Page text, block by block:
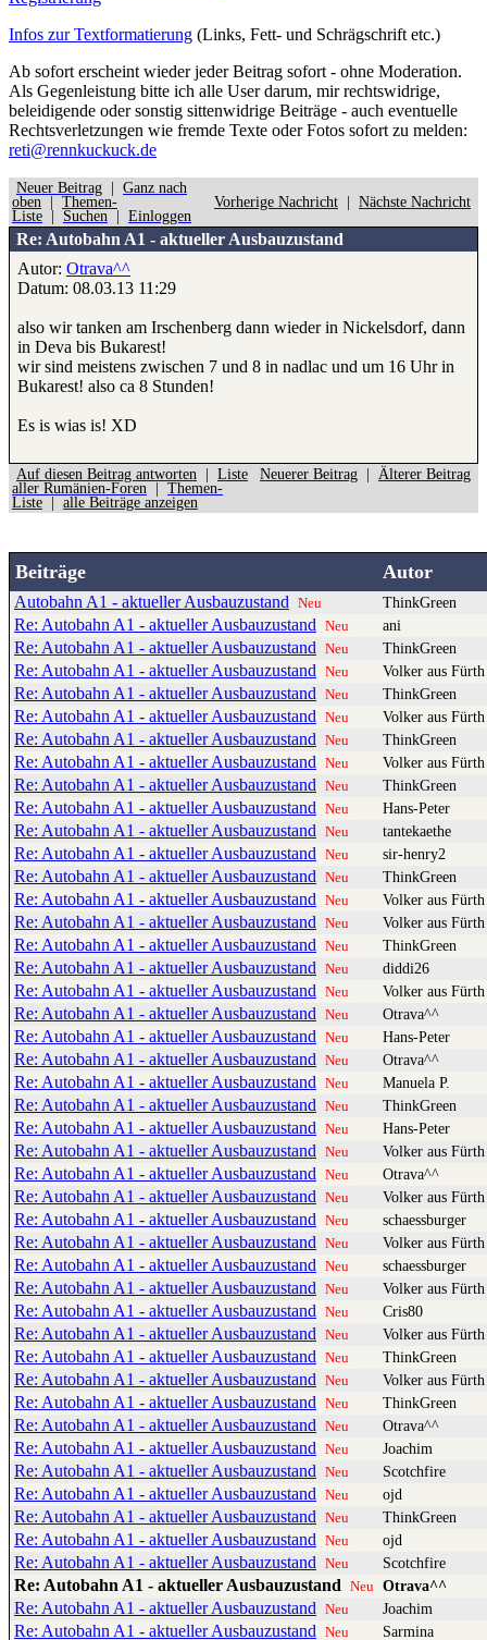
Infos zur Textformatierung (Links, Fett- und Schrägschrift etc.)
Ab sofort erscheint wieder jeder Beitrag sofort - ohne Moderation.
Als Gegenleistung bitte ich alle User darum, mir rechtswidrige,
beleidigende oder sonstig sittenwidrige Beiträge - auch eventuelle
Rechtsverletzungen wie fremde Texte oder Fotos sofort zu melden:
reti@rennkuckuck.de
Neuer Beitrag
Ganz nach
oben
Themen-
Liste
Suchen Einloggen
Vorherige Nachricht Nächste Nachricht
Re: Autobahn A1 - aktueller Ausbauzustand
Autor: Otrava^^
Datum: 08.03.13 11:29
also wir tanken am Irschenberg dann wieder in Nickelsdorf, dann
in Deva bis Bukarest!
wir sind meistens zwischen 7 und 8 in nadlac und um 16 Uhr in
Bukarest! also ca 8 Stunden!
Es is wias is! XD
Auf diesen Beitrag antworten
Liste
aller Rumänien-Foren
Themen-
Liste
alle Beiträge anzeigen
Neuerer Beitrag Älterer Beitrag
Beiträge Autor
Autobahn A1 - aktueller Ausbauzustand Neu ThinkGreen
Re: Autobahn A1 - aktueller Ausbauzustand Neu ani
Re: Autobahn A1 - aktueller Ausbauzustand Neu ThinkGreen
Re: Autobahn A1 - aktueller Ausbauzustand Neu Volker aus Fürth
Re: Autobahn A1 - aktueller Ausbauzustand Neu ThinkGreen
Re: Autobahn A1 - aktueller Ausbauzustand Neu Volker aus Fürth
Re: Autobahn A1 - aktueller Ausbauzustand Neu ThinkGreen
Re: Autobahn A1 - aktueller Ausbauzustand Neu Volker aus Fürth
Re: Autobahn A1 - aktueller Ausbauzustand Neu ThinkGreen
Re: Autobahn A1 - aktueller Ausbauzustand Neu Hans-Peter
Re: Autobahn A1 - aktueller Ausbauzustand Neu tantekaethe
Re: Autobahn A1 - aktueller Ausbauzustand Neu sir-henry2
Re: Autobahn A1 - aktueller Ausbauzustand Neu ThinkGreen
Re: Autobahn A1 - aktueller Ausbauzustand Neu Volker aus Fürth
Re: Autobahn A1 - aktueller Ausbauzustand Neu Volker aus Fürth
Re: Autobahn A1 - aktueller Ausbauzustand Neu ThinkGreen
Re: Autobahn A1 - aktueller Ausbauzustand Neu diddi26
Re: Autobahn A1 - aktueller Ausbauzustand Neu Volker aus Fürth
Re: Autobahn A1 - aktueller Ausbauzustand Neu Otrava^^
Re: Autobahn A1 - aktueller Ausbauzustand Neu Hans-Peter
Re: Autobahn A1 - aktueller Ausbauzustand Neu Otrava^^
Re: Autobahn A1 - aktueller Ausbauzustand Neu Manuela P.
Re: Autobahn A1 - aktueller Ausbauzustand Neu ThinkGreen
Re: Autobahn A1 - aktueller Ausbauzustand Neu Hans-Peter
Re: Autobahn A1 - aktueller Ausbauzustand Neu Volker aus Fürth
Re: Autobahn A1 - aktueller Ausbauzustand Neu Otrava^^
Re: Autobahn A1 - aktueller Ausbauzustand Neu Volker aus Fürth
Re: Autobahn A1 - aktueller Ausbauzustand Neu schaessburger
Re: Autobahn A1 - aktueller Ausbauzustand Neu Volker aus Fürth
Re: Autobahn A1 - aktueller Ausbauzustand Neu schaessburger
Re: Autobahn A1 - aktueller Ausbauzustand Neu Volker aus Fürth
Re: Autobahn A1 - aktueller Ausbauzustand Neu Cris80
Re: Autobahn A1 - aktueller Ausbauzustand Neu Volker aus Fürth
Re: Autobahn A1 - aktueller Ausbauzustand Neu ThinkGreen
Re: Autobahn A1 - aktueller Ausbauzustand Neu Volker aus Fürth
Re: Autobahn A1 - aktueller Ausbauzustand Neu ThinkGreen
Re: Autobahn A1 - aktueller Ausbauzustand Neu Otrava^^
Re: Autobahn A1 - aktueller Ausbauzustand Neu Joachim
Re: Autobahn A1 - aktueller Ausbauzustand Neu Scotchfire
Re: Autobahn A1 - aktueller Ausbauzustand Neu ojd
Re: Autobahn A1 - aktueller Ausbauzustand Neu ThinkGreen
Re: Autobahn A1 - aktueller Ausbauzustand Neu ojd
Re: Autobahn A1 - aktueller Ausbauzustand Neu Scotchfire
Re: Autobahn A1 - aktueller Ausbauzustand Neu Otrava^^
Re: Autobahn A1 - aktueller Ausbauzustand Neu Joachim
Re: Autobahn A1 - aktueller Ausbauzustand Neu Sarmina